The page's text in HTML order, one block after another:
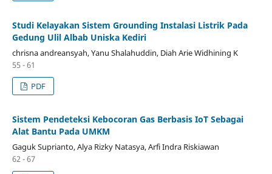
Studi Kelayakan Sistem Grounding Instalasi Listrik Pada
Gedung Ulil Albab Uniska Kediri
chrisna andreansyah, Yanu Shalahuddin, Diah Arie Widhining K
55 - 61
PDF
Sistem Pendeteksi Kebocoran Gas Berbasis IoT Sebagai
Alat Bantu Pada UMKM
Gaguk Suprianto, Alya Rizky Natasya, Arfi Indra Riskiawan
62 - 67